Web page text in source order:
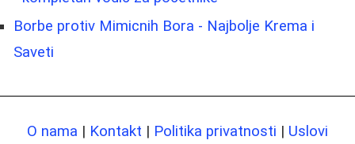
Borbe protiv Mimicnih Bora - Najbolje Krema i
Saveti
O nama | Kontakt | Politika privatnosti | Uslovi